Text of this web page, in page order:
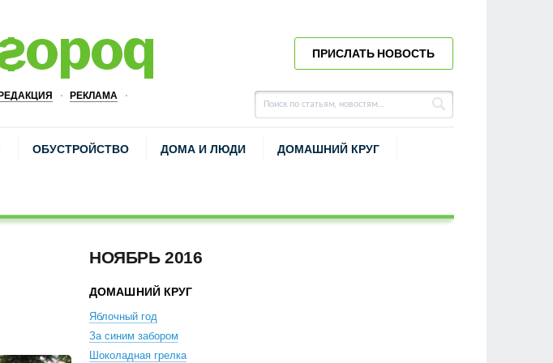
РЕДАКЦИЯ РЕКЛАМА
ПРИСЛАТЬ НОВОСТЬ
ОБУСТРОЙСТВО ДОМА И ЛЮДИ ДОМАШНИЙ КРУГ
НОЯБРЬ 2016
ДОМАШНИЙ КРУГ
Яблочный год
За синим забором
Шоколадная грелка